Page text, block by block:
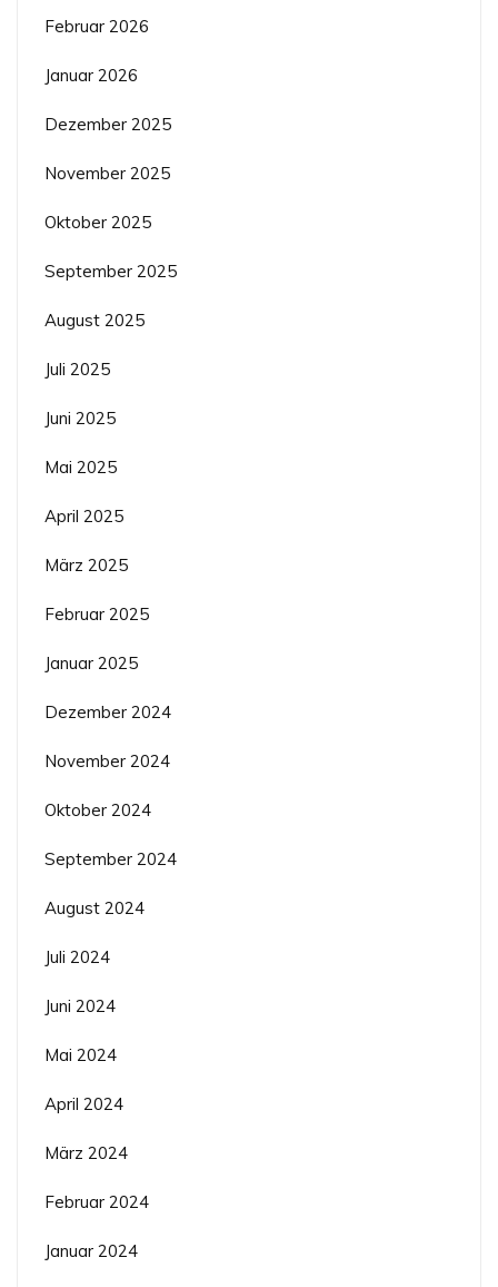
Februar 2026
Januar 2026
Dezember 2025
November 2025
Oktober 2025
September 2025
August 2025
Juli 2025
Juni 2025
Mai 2025
April 2025
März 2025
Februar 2025
Januar 2025
Dezember 2024
November 2024
Oktober 2024
September 2024
August 2024
Juli 2024
Juni 2024
Mai 2024
April 2024
März 2024
Februar 2024
Januar 2024